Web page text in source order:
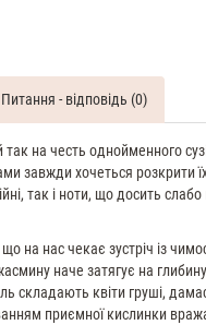
ML
Духи
унісекс
Питання - відповідь (0)
на честь однойменного
завжди хочеться
так і ноти, що досить
на нас чекає зустріч із
наче затягує на
квіти груші,
приємної кислинки